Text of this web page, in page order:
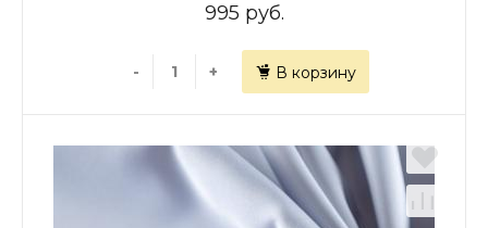
995 руб.
- + В корзину